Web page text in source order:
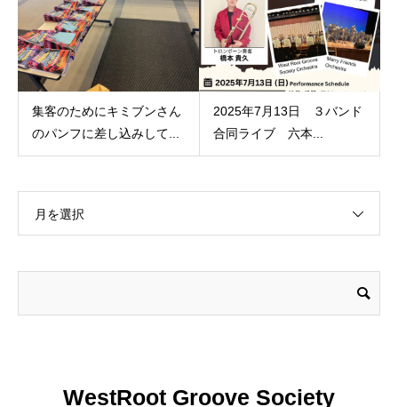
集客のためにキミブンさん
のパンフに差し込みして...
2025年7月13日 ３バンド
合同ライブ 六本...
月を選択
WestRoot Groove Society